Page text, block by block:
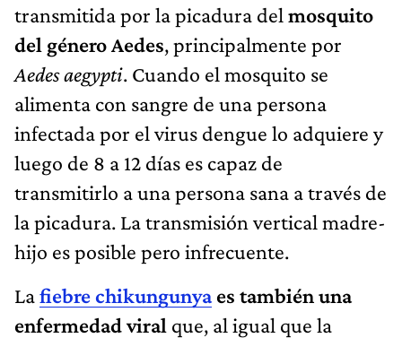
transmitida por la picadura del mosquito
del género Aedes, principalmente por
Aedes aegypti. Cuando el mosquito se
alimenta con sangre de una persona
infectada por el virus dengue lo adquiere y
luego de 8 a 12 días es capaz de
transmitirlo a una persona sana a través de
la picadura. La transmisión vertical madre-
hijo es posible pero infrecuente.
Lafiebre chikungunyaes también una
enfermedad viral que, al igual que la